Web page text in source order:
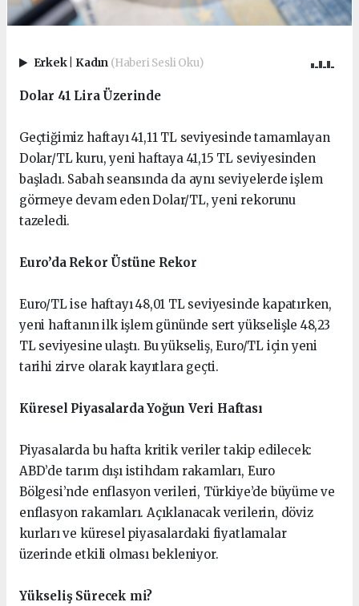
Erkek Kadın (Haberi Sesli Oku)
Dolar 41 Lira Üzerinde
Geçtiğimiz haftayı 41,11 TL seviyesinde tamamlayan
Dolar/TL kuru, yeni haftaya 41,15 TL seviyesinden
başladı. Sabah seansında da aynı seviyelerde işlem
görmeye devam eden Dolar/TL, yeni rekorunu
tazeledi.
Euro’da Rekor Üstüne Rekor
Euro/TL ise haftayı 48,01 TL seviyesinde kapatırken,
yeni haftanın ilk işlem gününde sert yükselişle 48,23
TL seviyesine ulaştı. Bu yükseliş, Euro/TL için yeni
tarihi zirve olarak kayıtlara geçti.
Küresel Piyasalarda Yoğun Veri Haftası
Piyasalarda bu hafta kritik veriler takip edilecek:
ABD’de tarım dışı istihdam rakamları, Euro
Bölgesi’nde enflasyon verileri, Türkiye’de büyüme ve
enflasyon rakamları. Açıklanacak verilerin, döviz
kurları ve küresel piyasalardaki fiyatlamalar
üzerinde etkili olması bekleniyor.
Yükseliş Sürecek mi?